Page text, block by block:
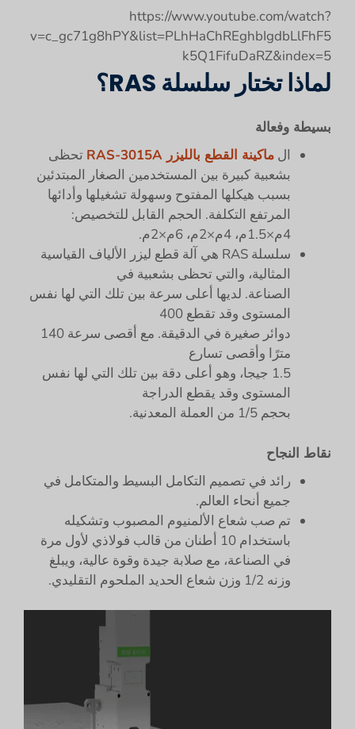
https://www.youtube.com/watch?
v=c_gc71g8hPY&list=PLhHaChREghbIgdbLlFhF5
k5Q1FifuDaRZ&index=5
لماذا تختار سلسلة RAS؟
بسيطة وفعالة
ال ماكينة القطع بالليزر RAS-3015A
تحظى
بشعبية كبيرة بين المستخدمين الصغار المبتدئين
بسبب هيكلها المفتوح وسهولة تشغيلها وأدائها
المرتفع التكلفة. الحجم القابل للتخصيص:
4م×1.5م، 4م×2م، 6م×2م.
سلسلة RAS هي آلة قطع ليزر الألياف القياسية
المثالية، والتي تحظى بشعبية في
الصناعة. لديها أعلى سرعة بين تلك التي لها نفس
المستوى وقد تقطع 400
دوائر صغيرة في الدقيقة. مع أقصى سرعة 140
مترًا وأقصى تسارع
1.5 جيجا، وهو أعلى دقة بين تلك التي لها نفس
المستوى وقد يقطع الدراجة
بحجم 1/5 من العملة المعدنية.
نقاط النجاح
رائد في تصميم التكامل البسيط والمتكامل في
جميع أنحاء العالم.
تم صب شعاع الألمنيوم المصبوب وتشكيله
باستخدام 10 أطنان من قالب فولاذي لأول مرة
في الصناعة، مع صلابة جيدة وقوة عالية، ويبلغ
وزنه 1/2 وزن شعاع الحديد الملحوم التقليدي.